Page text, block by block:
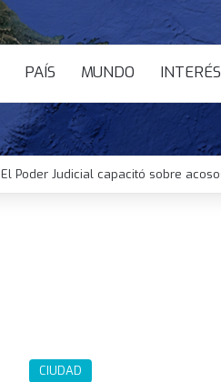
PAÍS MUNDO
El Poder Judicial capacitó sobre
CIUDAD